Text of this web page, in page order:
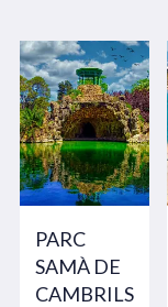
PARC
SAMÀ DE
CAMBRILS